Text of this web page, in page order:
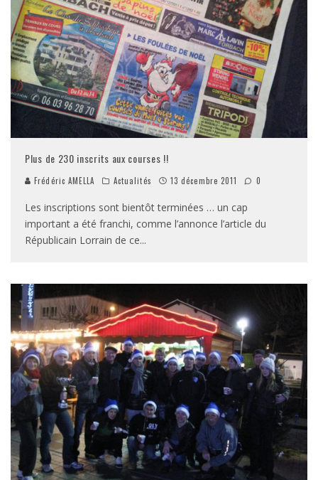
Plus de 230 inscrits aux courses !!
Frédéric AMELLA Actualités 13 décembre 2011 0
Les inscriptions sont bientôt terminées … un cap
important a été franchi, comme l’annonce l’article du
Républicain Lorrain de ce...